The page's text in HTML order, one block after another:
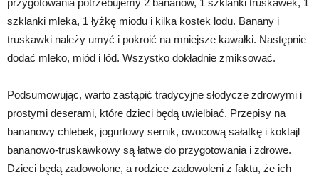
przygotowania potrzebujemy 2 bananów, 1 szklanki truskawek, 1
szklanki mleka, 1 łyżkę miodu i kilka kostek lodu. Banany i
truskawki należy umyć i pokroić na mniejsze kawałki. Następnie
dodać mleko, miód i lód. Wszystko dokładnie zmiksować.
Podsumowując, warto zastąpić tradycyjne słodycze zdrowymi i
prostymi deserami, które dzieci będą uwielbiać. Przepisy na
bananowy chlebek, jogurtowy sernik, owocową sałatkę i koktajl
bananowo-truskawkowy są łatwe do przygotowania i zdrowe.
Dzieci będą zadowolone, a rodzice zadowoleni z faktu, że ich